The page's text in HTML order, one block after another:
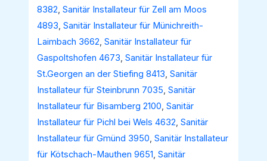
8382,Sanitär Installateur für Zell am Moos
4893,Sanitär Installateur für Münichreith-
Laimbach 3662,Sanitär Installateur für
Gaspoltshofen 4673,Sanitär Installateur für
St.Georgen an der Stiefing 8413,Sanitär
Installateur für Steinbrunn 7035,Sanitär
Installateur für Bisamberg 2100,Sanitär
Installateur für Pichl bei Wels 4632,Sanitär
Installateur für Gmünd 3950,Sanitär Installateur
für Kötschach-Mauthen 9651,Sanitär